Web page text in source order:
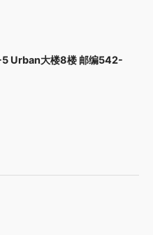
5 Urban大楼8楼 邮编542-